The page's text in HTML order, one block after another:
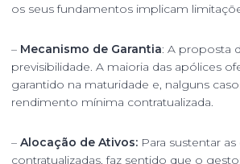
os seus fundamentos implicam
– Mecanismo de Garantia: A proposta
previsibilidade. A maioria das apólices
garantido na maturidade e, nalguns
rendimento mínima contratualizada.
– Alocação de Ativos: Para sustentar as
contratualizadas, faz sentido que o